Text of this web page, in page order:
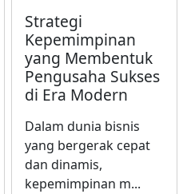
Strategi
Kepemimpinan
yang Membentuk
Pengusaha Sukses
di Era Modern
Dalam dunia bisnis
yang bergerak cepat
dan dinamis,
kepemimpinan m...